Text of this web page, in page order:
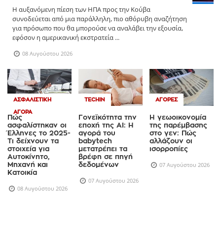
Η αυξανόμενη πίεση των ΗΠΑ προς την Κούβα
συνοδεύεται από μια παράλληλη, πιο αθόρυβη αναζήτηση
για πρόσωπο που θα μπορούσε να αναλάβει την εξουσία,
εφόσον η αμερικανική εκστρατεία ...
08 Αυγούστου 2026
ΑΣΦΑΛΙΣΤΙΚΉ
ΑΓΟΡΆ
Πώς
ασφαλίστηκαν οι
Έλληνες το 2025-
Τι δείχνουν τα
στοιχεία για
Αυτοκίνητο,
Μηχανή και
Κατοικία
08 Αυγούστου 2026
TECHIN
Γονεϊκότητα την
εποχή της AI: Η
αγορά του
babytech
μετατρέπει τα
βρέφη σε πηγή
δεδομένων
07 Αυγούστου 2026
ΑΓΟΡΈΣ
Η γεωοικονομία
της παρέμβασης
στο γεν: Πώς
αλλάζουν οι
ισορροπίες
07 Αυγούστου 2026